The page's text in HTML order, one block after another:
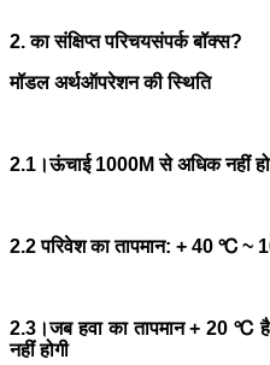
2. का संक्षिप्त परिचयसंपर्क बॉक्स?
मॉडल अर्थऑपरेशन की स्थिति
2.1।ऊंचाई 1000M से अधिक नहीं
2.2 परिवेश का तापमान: + 40 ℃ ~
2.3।जब हवा का तापमान + 20 ℃
नहीं होगी